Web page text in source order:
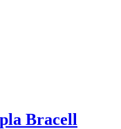
Bracell